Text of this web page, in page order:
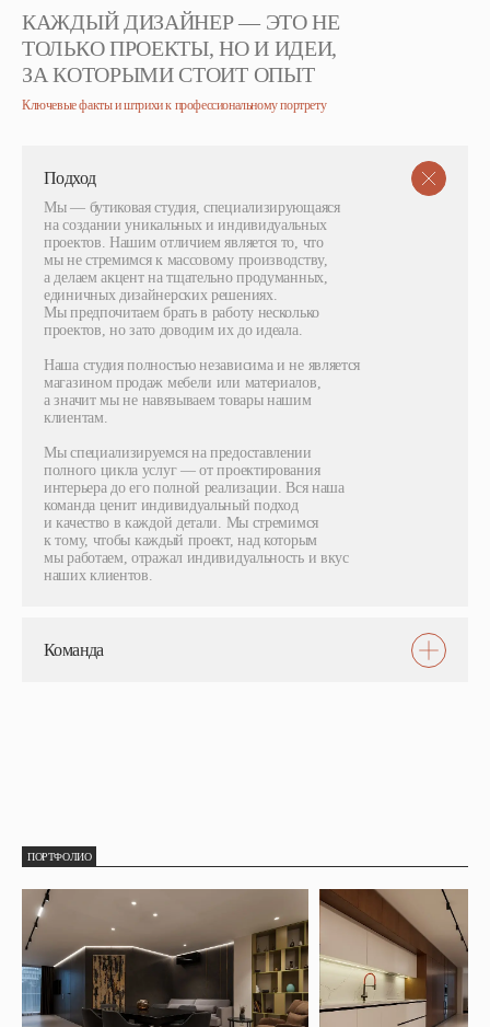
КАЖДЫЙ ДИЗАЙНЕР — ЭТО НЕ
ТОЛЬКО ПРОЕКТЫ, НО И ИДЕИ,
ЗА КОТОРЫМИ СТОИТ ОПЫТ
Ключевые факты и штрихи к профессиональному портрету
Подход
Мы — бутиковая студия, специализирующаяся
на создании уникальных и индивидуальных
проектов. Нашим отличием является то, что
мы не стремимся к массовому производству,
а делаем акцент на тщательно продуманных,
единичных дизайнерских решениях.
Мы предпочитаем брать в работу несколько
проектов, но зато доводим их до идеала.
Наша студия полностью независима и не является
магазином продаж мебели или материалов,
а значит мы не навязываем товары нашим
клиентам.
Мы специализируемся на предоставлении
полного цикла услуг — от проектирования
интерьера до его полной реализации. Вся наша
команда ценит индивидуальный подход
и качество в каждой детали. Мы стремимся
к тому, чтобы каждый проект, над которым
мы работаем, отражал индивидуальность и вкус
наших клиентов.
Команда
ПОРТФОЛИО